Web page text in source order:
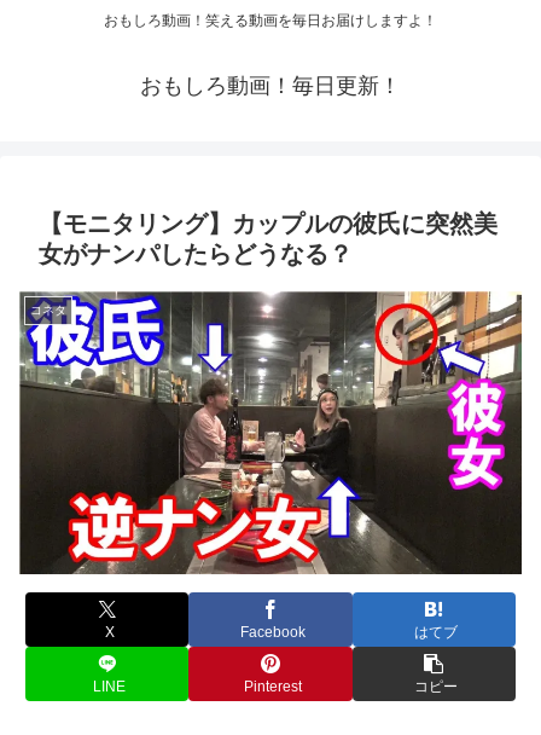
おもしろ動画！笑える動画を毎日お届けしますよ！
おもしろ動画！毎日更新！
【モニタリング】カップルの彼氏に突然美
女がナンパしたらどうなる？
コネタ
X Facebook はてブ
LINE Pinterest コピー